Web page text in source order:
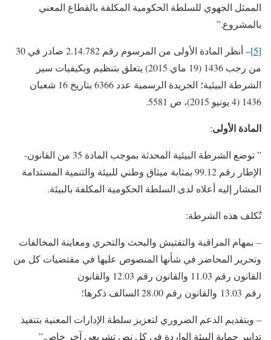
الممثل الجهوي للسلطة الحكومية المكلفة بالقطاع المعني
بالمشروع.”
[5]
– أنظر المادة الأولى من المرسوم رقم 2.14.782 صادر في 30
من رجب 1436 (19 ماي 2015) يتعلق بتنظيم وبكيفيات سير
الشرطة البيئية؛ الجريدة الرسمية عدد 6366 بتاريخ 16 شعبان
1436 (4 يونيو 2015)، ص 5581.
المادة الأولى:
” توضع الشرطة البيئية المحدثة بموجب المادة 35 من القانون-
الإطار رقم 99.12 بمثابة ميثاق وطني للبيئة والتنمية المستدامة
المشار إليه أعلاه لدى السلطة الحكومية المكلفة بالبيئة.
تُكلف هذه الشرطة:
– بمهام المراقبة والتفتيش والبحث والتحري ومعاينة المخالفات
وتحرير المحاضر في شأنها المنصوص عليها في مقتضيات كل من
القانون رقم 11.03 والقانون رقم 12.03 والقانون
رقم 13.03 والقانون رقم 28.00 السالف ذكرها؛
– وبتقديم الدعم الضروري لتعزيز سلطة الإدارات المعنية بتنفيذ
تدابير حماية البيئة الواردة في كل نص تشريعي آخر خاص.”